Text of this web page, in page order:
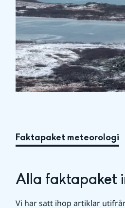
Faktapaket meteorologi
Alla faktapaket
Vi har satt ihop artiklar